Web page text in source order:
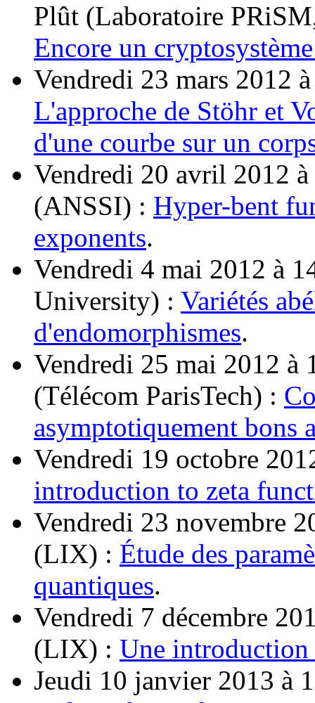
Plût (Laboratoire
Encore un
Vendredi 23 mars 2012
L'approche de Stöhr et
d'une courbe sur un
Vendredi 20 avril 2012
(ANSSI) : Hyper-bent
exponents.
Vendredi 4 mai 2012 à
University) : Variétés
d'endomorphismes.
Vendredi 25 mai 2012 à
(Télécom ParisTech) :
asymptotiquement bons
Vendredi 19 octobre
introduction to zeta
Vendredi 23 novembre
(LIX) : Étude des
quantiques.
Vendredi 7 décembre
(LIX) : Une introduction
Jeudi 10 janvier 2013 à